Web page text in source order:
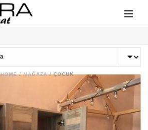
HOME/MAĞAZA/ÇOCUK